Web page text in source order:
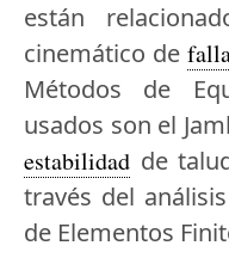
están
cinemático de
Métodos de
usados son el
estabilidad de
través del
de Elementos